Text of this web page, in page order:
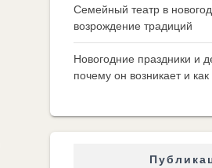
Семейный театр в
возрождение традиций
Новогодние праздники и
почему он возникает и